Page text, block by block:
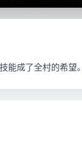
成了全村的希望。